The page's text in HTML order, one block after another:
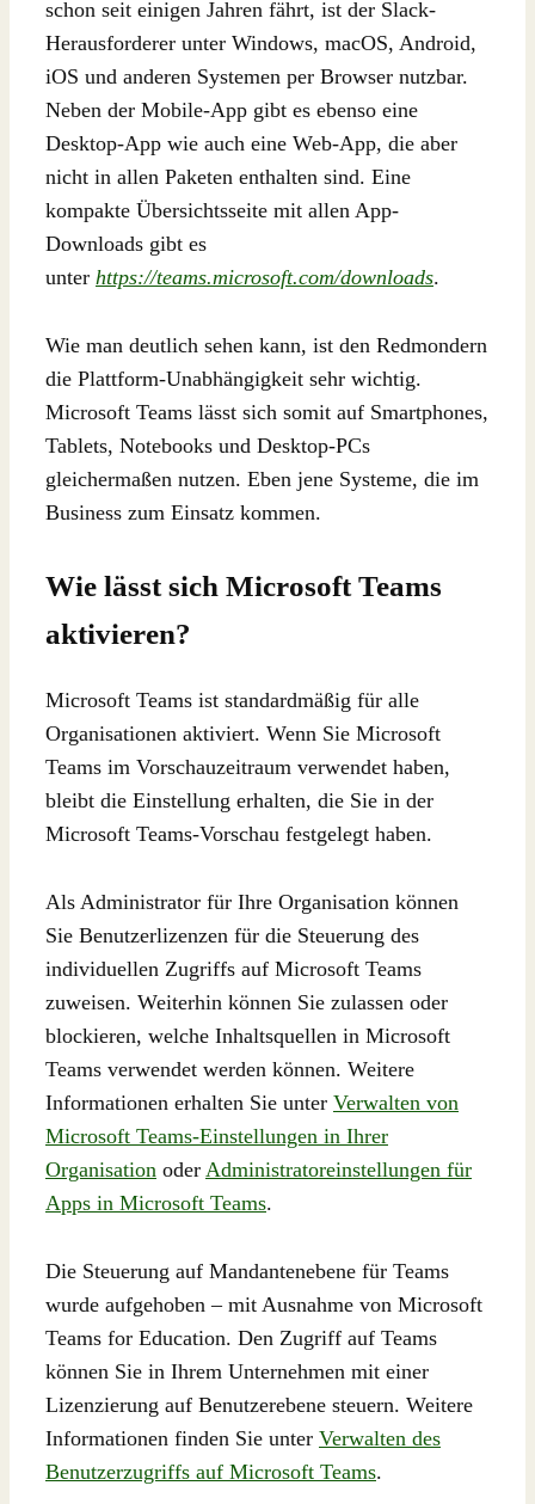
schon seit einigen Jahren fährt, ist der Slack-
Herausforderer unter Windows, macOS, Android,
iOS und anderen Systemen per Browser nutzbar.
Neben der Mobile-App gibt es ebenso eine
Desktop-App wie auch eine Web-App, die aber
nicht in allen Paketen enthalten sind. Eine
kompakte Übersichtsseite mit allen App-
Downloads gibt es
unter https://teams.microsoft.com/downloads.
Wie man deutlich sehen kann, ist den Redmondern
die Plattform-Unabhängigkeit sehr wichtig.
Microsoft Teams lässt sich somit auf Smartphones,
Tablets, Notebooks und Desktop-PCs
gleichermaßen nutzen. Eben jene Systeme, die im
Business zum Einsatz kommen.
Wie lässt sich Microsoft Teams
aktivieren?
Microsoft Teams ist standardmäßig für alle
Organisationen aktiviert. Wenn Sie Microsoft
Teams im Vorschauzeitraum verwendet haben,
bleibt die Einstellung erhalten, die Sie in der
Microsoft Teams-Vorschau festgelegt haben.
Als Administrator für Ihre Organisation können
Sie Benutzerlizenzen für die Steuerung des
individuellen Zugriffs auf Microsoft Teams
zuweisen. Weiterhin können Sie zulassen oder
blockieren, welche Inhaltsquellen in Microsoft
Teams verwendet werden können. Weitere
Informationen erhalten Sie unter Verwalten von
Microsoft Teams-Einstellungen in Ihrer
Organisation oder Administratoreinstellungen für
Apps in Microsoft Teams.
Die Steuerung auf Mandantenebene für Teams
wurde aufgehoben – mit Ausnahme von Microsoft
Teams for Education. Den Zugriff auf Teams
können Sie in Ihrem Unternehmen mit einer
Lizenzierung auf Benutzerebene steuern. Weitere
Informationen finden Sie unter Verwalten des
Benutzerzugriffs auf Microsoft Teams.